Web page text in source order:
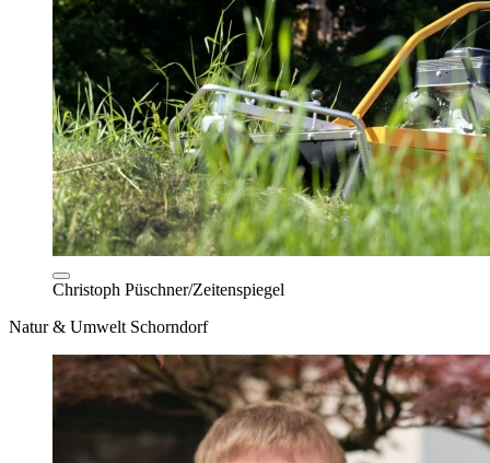
Christoph Püschner/Zeitenspiegel
Natur & Umwelt Schorndorf